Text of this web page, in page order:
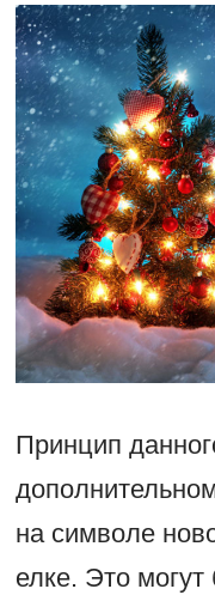
Принцип
на символе
елке. Это